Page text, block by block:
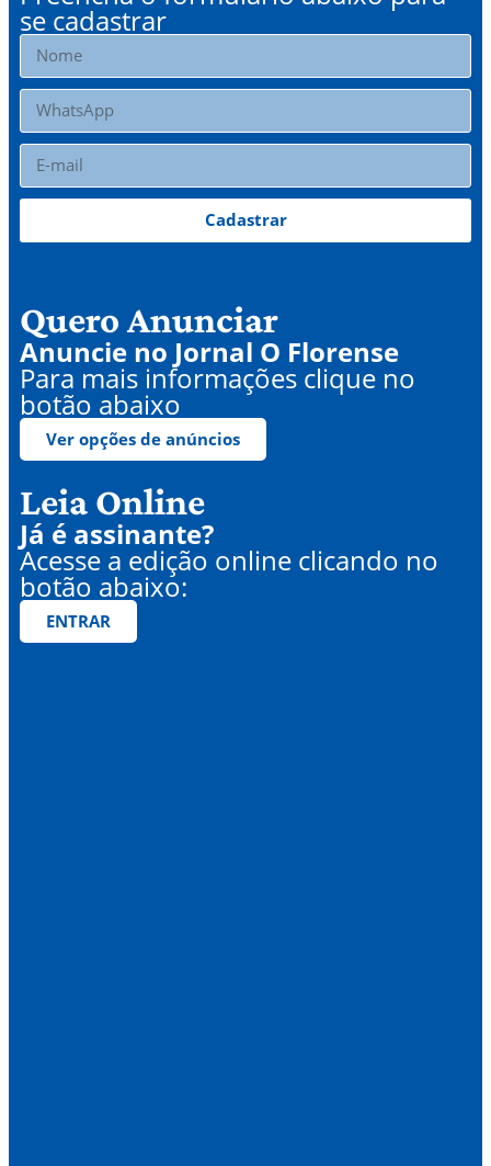
se cadastrar
Cadastrar
Quero Anunciar
Anuncie no Jornal O Florense
Para mais informações clique no
botão abaixo
Ver opções de anúncios
Leia Online
Já é assinante?
Acesse a edição online clicando no
botão abaixo:
ENTRAR